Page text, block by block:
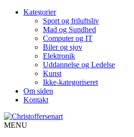
Kategorier
Sport og friluftsliv
Mad og Sundhed
Computer og IT
Biler og sjov
Elektronik
Uddannelse og Ledelse
Kunst
Ikke-kategoriseret
Om siden
Kontakt
MENU